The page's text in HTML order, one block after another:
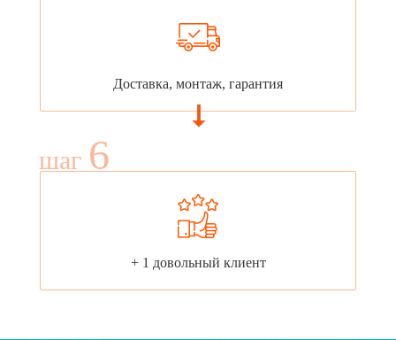
Доставка, монтаж, гарантия
шаг 6
+ 1 довольный клиент